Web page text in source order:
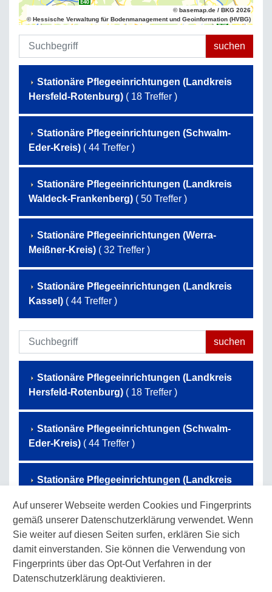
Auf unserer Webseite werden Cookies und Fingerprints
gemäß unserer Datenschutzerklärung verwendet. Wenn
Sie weiter auf diesen Seiten surfen, erklären Sie sich
damit einverstanden. Sie können die Verwendung von
Fingerprints über das Opt-Out Verfahren in der
Datenschutzerklärung deaktivieren.
© basemap.de / BKG 2026
© Hessische Verwaltung für Bodenmanagement und Geoinformation (HVBG)
Stationäre Pflegeeinrichtungen (Landkreis
Hersfeld-Rotenburg) ( 18 Treffer )
Stationäre Pflegeeinrichtungen (Schwalm-
Eder-Kreis) ( 44 Treffer )
Stationäre Pflegeeinrichtungen (Landkreis
Waldeck-Frankenberg) ( 50 Treffer )
Stationäre Pflegeeinrichtungen (Werra-
Meißner-Kreis) ( 32 Treffer )
Stationäre Pflegeeinrichtungen (Landkreis
Kassel) ( 44 Treffer )
Stationäre Pflegeeinrichtungen (Landkreis
Hersfeld-Rotenburg) ( 18 Treffer )
Stationäre Pflegeeinrichtungen (Schwalm-
Eder-Kreis) ( 44 Treffer )
Stationäre Pflegeeinrichtungen (Landkreis
Stationäre Pflegeeinrichtungen (Werra-
Meißner-Kreis)( 32 Treffer )
Stationäre Pflegeeinrichtungen (Landkreis